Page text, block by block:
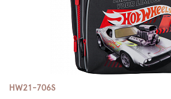
HW21-706S